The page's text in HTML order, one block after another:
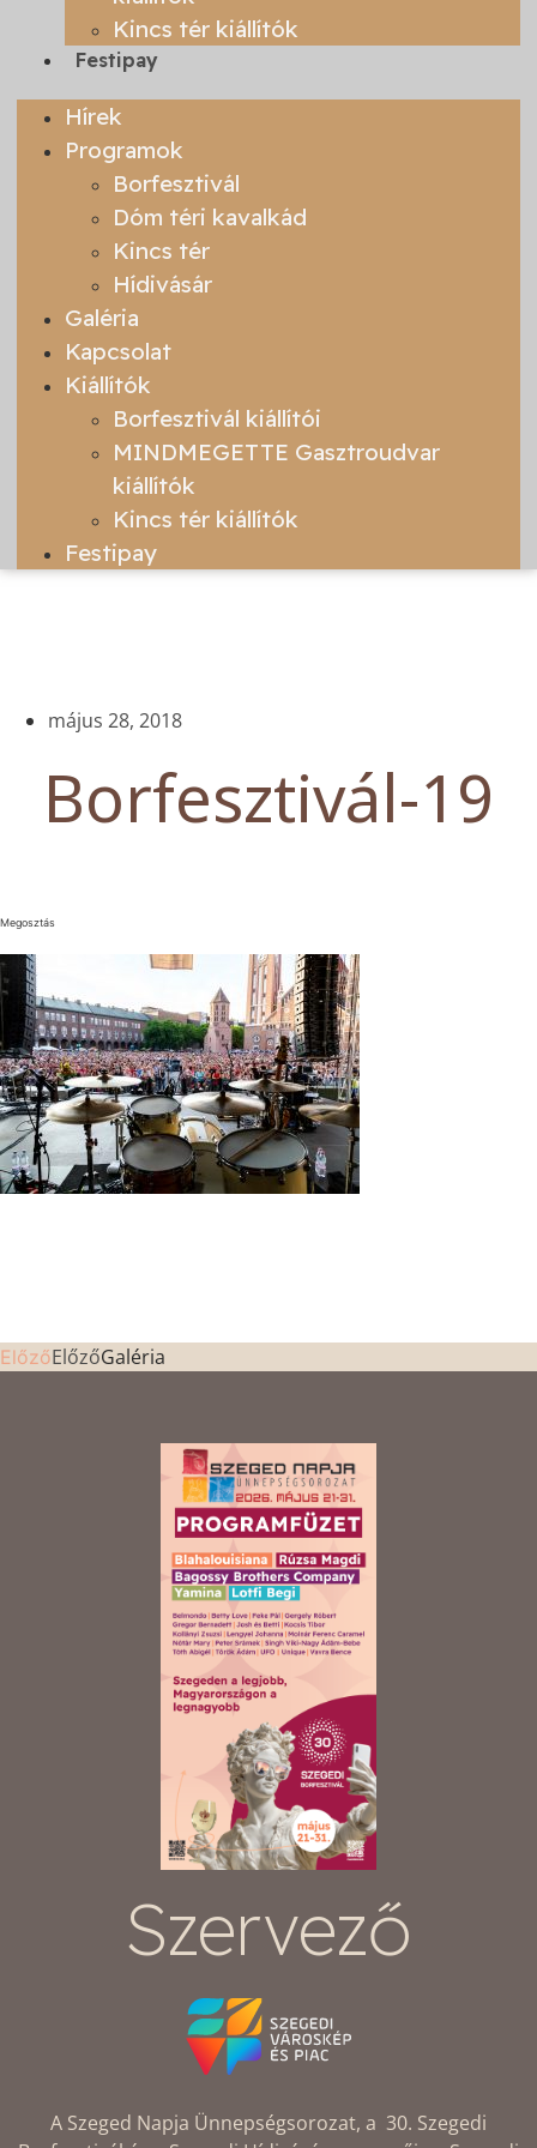
Kincs tér kiállítók
Festipay
Hírek
Programok
Borfesztivál
Dóm téri kavalkád
Kincs tér
Hídivásár
Galéria
Kapcsolat
Kiállítók
Borfesztivál kiállítói
MINDMEGETTE Gasztroudvar
kiállítók
Kincs tér kiállítók
Festipay
május 28, 2018
Borfesztivál-19
Megosztás
ElőzőElőzőGaléria
Szervező
A Szeged Napja Ünnepségsorozat, a 30. Szegedi